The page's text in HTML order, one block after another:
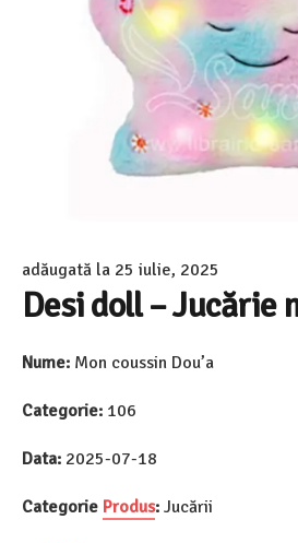
adăugată la 25 iulie, 2025
Desi doll – Jucărie
Nume: Mon coussin Dou’a
Categorie: 106
Data: 2025-07-18
Categorie Produs: Jucării